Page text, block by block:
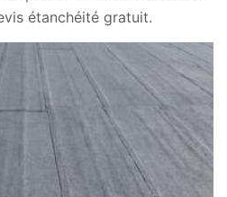
étanchéité gratuit.